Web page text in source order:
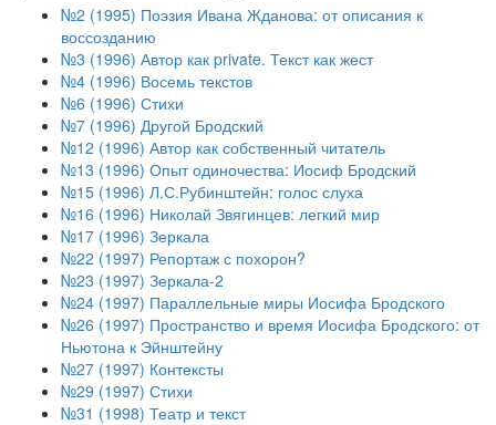
№2 (1995) Поэзия Ивана Жданова: от описания к
воссозданию
№3 (1996) Автор как private. Текст как жест
№4 (1996) Восемь текстов
№6 (1996) Стихи
№7 (1996) Другой Бродский
№12 (1996) Автор как собственный читатель
№13 (1996) Опыт одиночества: Иосиф Бродский
№15 (1996) Л.С.Рубинштейн: голос слуха
№16 (1996) Николай Звягинцев: легкий мир
№17 (1996) Зеркала
№22 (1997) Репортаж с похорон?
№23 (1997) Зеркала-2
№24 (1997) Параллельные миры Иосифа Бродского
№26 (1997) Пространство и время Иосифа Бродского: от
Ньютона к Эйнштейну
№27 (1997) Контексты
№29 (1997) Стихи
№31 (1998) Театр и текст